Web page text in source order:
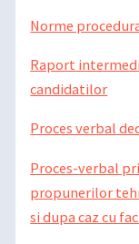
Norme
Raport
candidatilor
Proces verbal
Proces-verbal
propunerilor
si dupa caz cu